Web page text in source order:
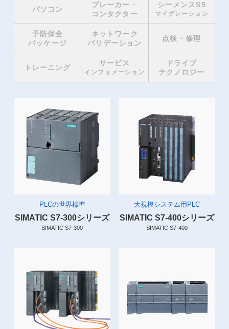
パソコン
ブレーカー・
コンタクター
シーメンスS5
マイグレーション
予防保全
パッケージ
ネットワーク
バリデーション
点検・修理
トレーニング
サービス
インフォメーション
ドライブ
テクノロジー
PLCの世界標準
SIMATIC S7-300シリーズ
SIMATIC S7-300
大規模システム用PLC
SIMATIC S7-400シリーズ
SIMATIC S7-400